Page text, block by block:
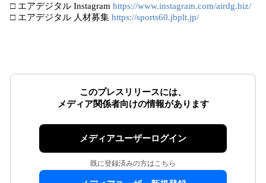
□ エアデジタル Instagram https://www.instagram.com/airdg.biz/
□ エアデジタル 人材募集 https://sports60.jbplt.jp/
このプレスリリースには、
メディア関係者向けの情報があります
メディアユーザーログイン
既に登録済みの方はこちら